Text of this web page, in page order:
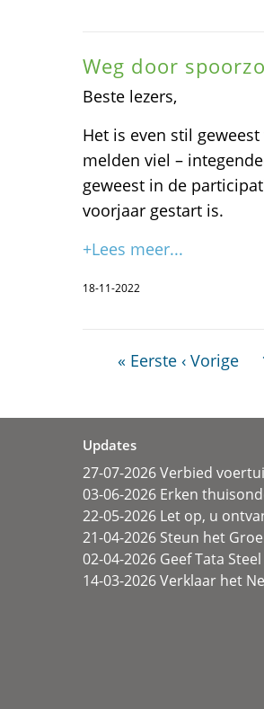
Weg door
Beste lezers,
Het is even stil
melden viel –
geweest in de
voorjaar gestart is.
+Lees meer...
18-11-2022
« Eerste ‹ Vorige
Updates
27-07-2026 Verbied
03-06-2026 Erken
22-05-2026 Let op, u
21-04-2026 Steun het
02-04-2026 Geef Tata
14-03-2026 Verklaar het